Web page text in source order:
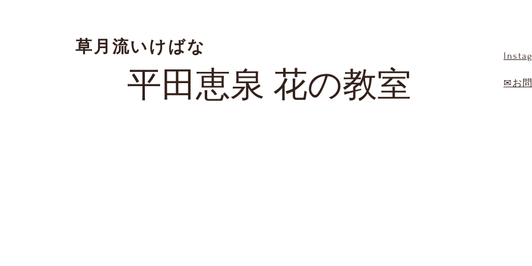
草月流いけばな
平田恵泉 花の教室 ✉お